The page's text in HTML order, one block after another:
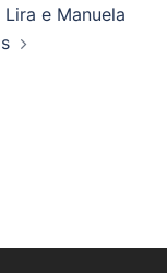
e Manuela